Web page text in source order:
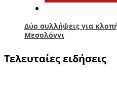
Δύο συλλήψεις για
Μεσολόγγι
Τελευταίες ειδήσεις